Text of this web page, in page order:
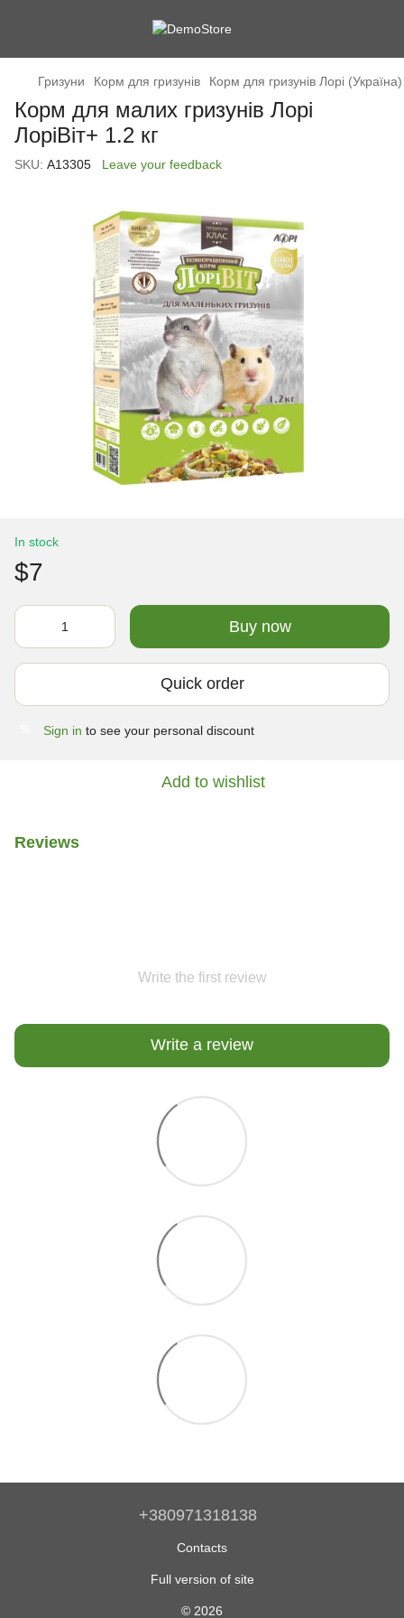
Гризуни Корм для гризунів Корм для гризунів Лорі (Україна)
Корм для малих гризунів Лорі
ЛоріВіт+ 1.2 кг
SKU: А13305 Leave your feedback
In stock
$7
Buy now
Quick order
Sign in to see your personal discount
Add to wishlist
Reviews
Write the first review
Write a review
+380971318138
Contacts
Full version of site
© 2026